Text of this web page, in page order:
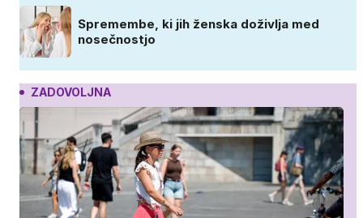
Spremembe, ki jih ženska doživlja med
nosečnostjo
ZADOVOLJNA